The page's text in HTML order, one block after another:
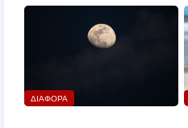
ΔΙΑΦΟΡΑ